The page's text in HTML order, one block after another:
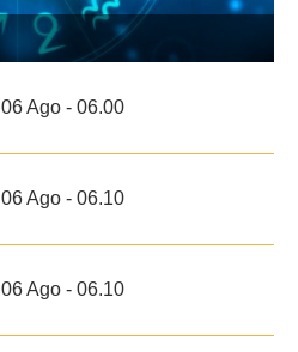
06 Ago - 06.00
06 Ago - 06.10
06 Ago - 06.10